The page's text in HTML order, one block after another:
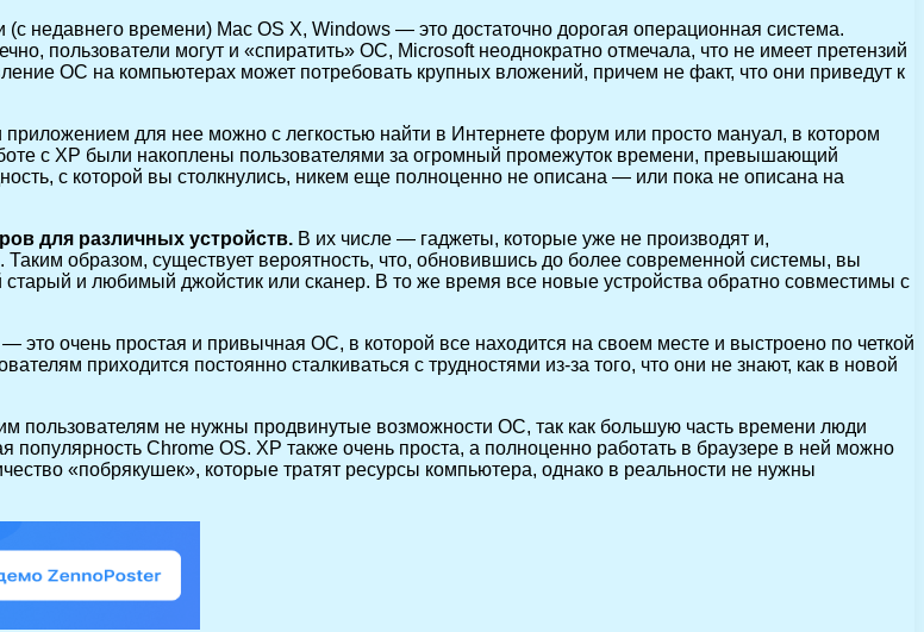
недавнего времени) Mac OS X, Windows — это достаточно дорогая операционная система.
пользователи могут и «спиратить» ОС, Microsoft неоднократно отмечала, что не имеет претензий
ОС на компьютерах может потребовать крупных вложений, причем не факт, что они приведут к
для нее можно с легкостью найти в Интернете форум или просто мануал, в котором
с XP были накоплены пользователями за огромный промежуток времени, превышающий
с которой вы столкнулись, никем еще полноценно не описана — или пока не описана на
для различных устройств. В их числе — гаджеты, которые уже не производят и,
образом, существует вероятность, что, обновившись до более современной системы, вы
старый и любимый джойстик или сканер. В то же время все новые устройства обратно совместимы с
это очень простая и привычная ОС, в которой все находится на своем месте и выстроено по четкой
приходится постоянно сталкиваться с трудностями из-за того, что они не знают, как в новой
пользователям не нужны продвинутые возможности ОС, так как большую часть времени люди
Chrome OS. XP также очень проста, а полноценно работать в браузере в ней можно
«побрякушек», которые тратят ресурсы компьютера, однако в реальности не нужны